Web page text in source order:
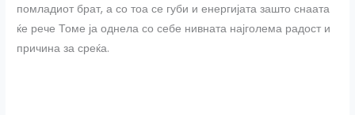
помладиот брат, а со тоа се губи и енергијата зашто снаата
ќе рече Томе ја однела со себе нивната најголема радост и
причина за среќа.